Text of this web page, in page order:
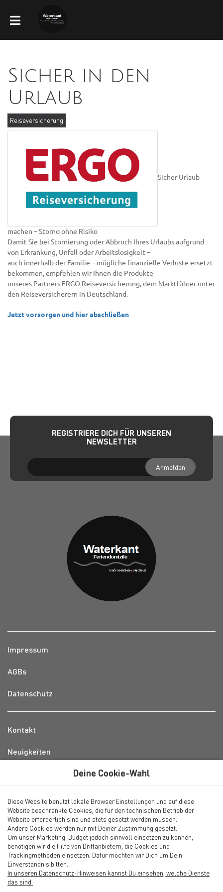
Deine Cookie-Wahl
Diese Website benutzt lokale Browser Einstellungen und auf diese
Website beschränkte Cookies, die für den technischen Betrieb der
Website erforderlich sind und stets gesetzt werden müssen.
Andere Cookies werden nur mit Deiner Zustimmung gesetzt.
Um unser Marketing-Budget jedoch sinnvoll einsetzen zu können,
benötigen wir die Hilfe von Drittanbietern, die Cookies und
Trackingmethoden einsetzen. Dafür möchten wir Dich um Dein
Einverständnis bitten.
In unseren Datenschutz-Hinweisen kannst Du einsehen, welche Dienste
das sind.
Sicher in den
Urlaub
Reiseversicherung
Sicher Urlaub
machen – Storno ohne Risiko
Damit Sie bei Stornierung oder Abbruch Ihres Urlaubs aufgrund
von Erkrankung, Unfall oder Arbeitslosigkeit –
auch innerhalb der Familie – mögliche finanzielle Verluste ersetzt
bekommen, empfehlen wir Ihnen die Produkte
unseres Partners ERGO Reiseversicherung, dem Marktführer unter
den Reiseversicherern in Deutschland.
Jetzt vorsorgen und hier abschließen
REGISTRIERE DICH FÜR UNSEREN
NEWSLETTER
Anmelden
Impressum
AGBs
Datenschutz
Kontakt
Neuigkeiten
Servicebüro auf Amrum
Inselstrasse 43, 25946 Wittdün
04682 7919885(09.00 - 12.00)
0152 31813227 (14.00 - 17.00)
Montag bis Freitag 09.00 - 12.00
Samstag und Sonntag nach Vereinbarung